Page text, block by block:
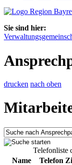
Sie sind hier:
drucken nach oben
Telefonliste
Name
Telefon